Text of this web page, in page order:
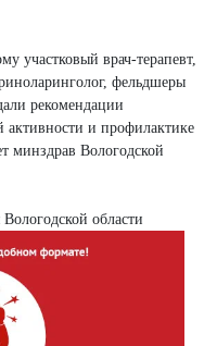
участковый врач-терапевт,
фельдшеры
рекомендации
и профилактике
минздрав Вологодской
области